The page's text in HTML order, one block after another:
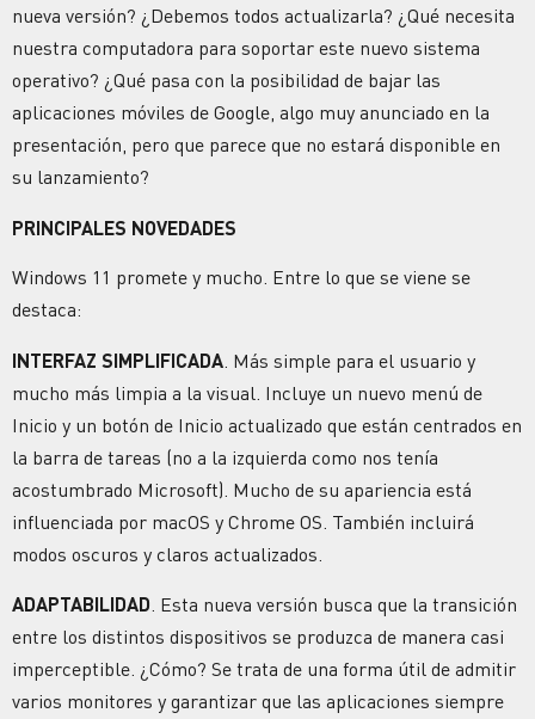
nueva versión? ¿Debemos todos actualizarla? ¿Qué necesita
nuestra computadora para soportar este nuevo sistema
operativo? ¿Qué pasa con la posibilidad de bajar las
aplicaciones móviles de Google, algo muy anunciado en la
presentación, pero que parece que no estará disponible en
su lanzamiento?
PRINCIPALES NOVEDADES
Windows 11 promete y mucho. Entre lo que se viene se
destaca:
INTERFAZ SIMPLIFICADA . Más simple para el usuario y
mucho más limpia a la visual. Incluye un nuevo menú de
Inicio y un botón de Inicio actualizado que están centrados en
la barra de tareas (no a la izquierda como nos tenía
acostumbrado Microsoft). Mucho de su apariencia está
influenciada por macOS y Chrome OS. También incluirá
modos oscuros y claros actualizados.
ADAPTABILIDAD . Esta nueva versión busca que la transición
entre los distintos dispositivos se produzca de manera casi
imperceptible. ¿Cómo? Se trata de una forma útil de admitir
varios monitores y garantizar que las aplicaciones siempre